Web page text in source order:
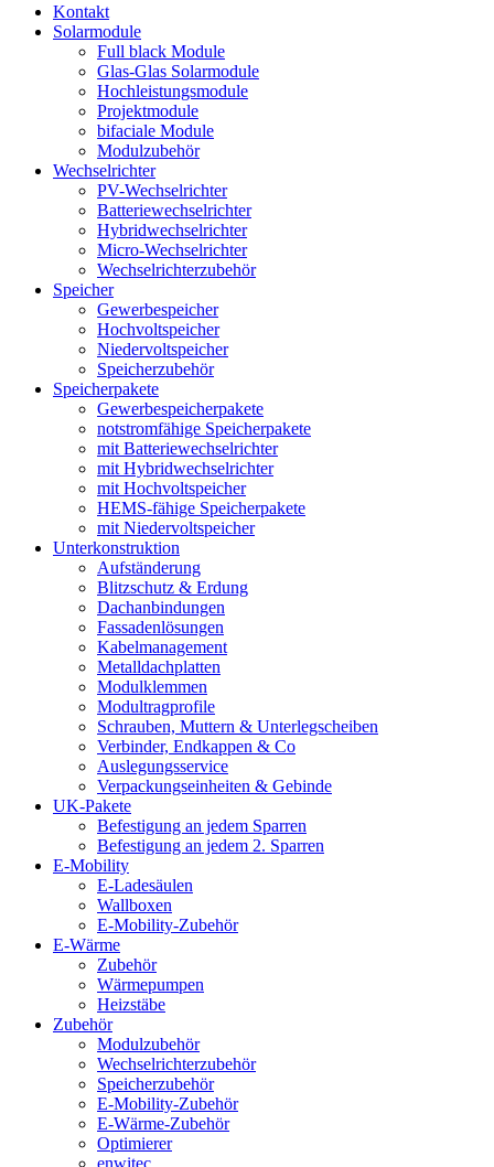
Kontakt
Solarmodule
Full black Module
Glas-Glas Solarmodule
Hochleistungsmodule
Projektmodule
bifaciale Module
Modulzubehör
Wechselrichter
PV-Wechselrichter
Batteriewechselrichter
Hybridwechselrichter
Micro-Wechselrichter
Wechselrichterzubehör
Speicher
Gewerbespeicher
Hochvoltspeicher
Niedervoltspeicher
Speicherzubehör
Speicherpakete
Gewerbespeicherpakete
notstromfähige Speicherpakete
mit Batteriewechselrichter
mit Hybridwechselrichter
mit Hochvoltspeicher
HEMS-fähige Speicherpakete
mit Niedervoltspeicher
Unterkonstruktion
Aufständerung
Blitzschutz & Erdung
Dachanbindungen
Fassadenlösungen
Kabelmanagement
Metalldachplatten
Modulklemmen
Modultragprofile
Schrauben, Muttern & Unterlegscheiben
Verbinder, Endkappen & Co
Auslegungsservice
Verpackungseinheiten & Gebinde
UK-Pakete
Befestigung an jedem Sparren
Befestigung an jedem 2. Sparren
E-Mobility
E-Ladesäulen
Wallboxen
E-Mobility-Zubehör
E-Wärme
Zubehör
Wärmepumpen
Heizstäbe
Zubehör
Modulzubehör
Wechselrichterzubehör
Speicherzubehör
E-Mobility-Zubehör
E-Wärme-Zubehör
Optimierer
enwitec